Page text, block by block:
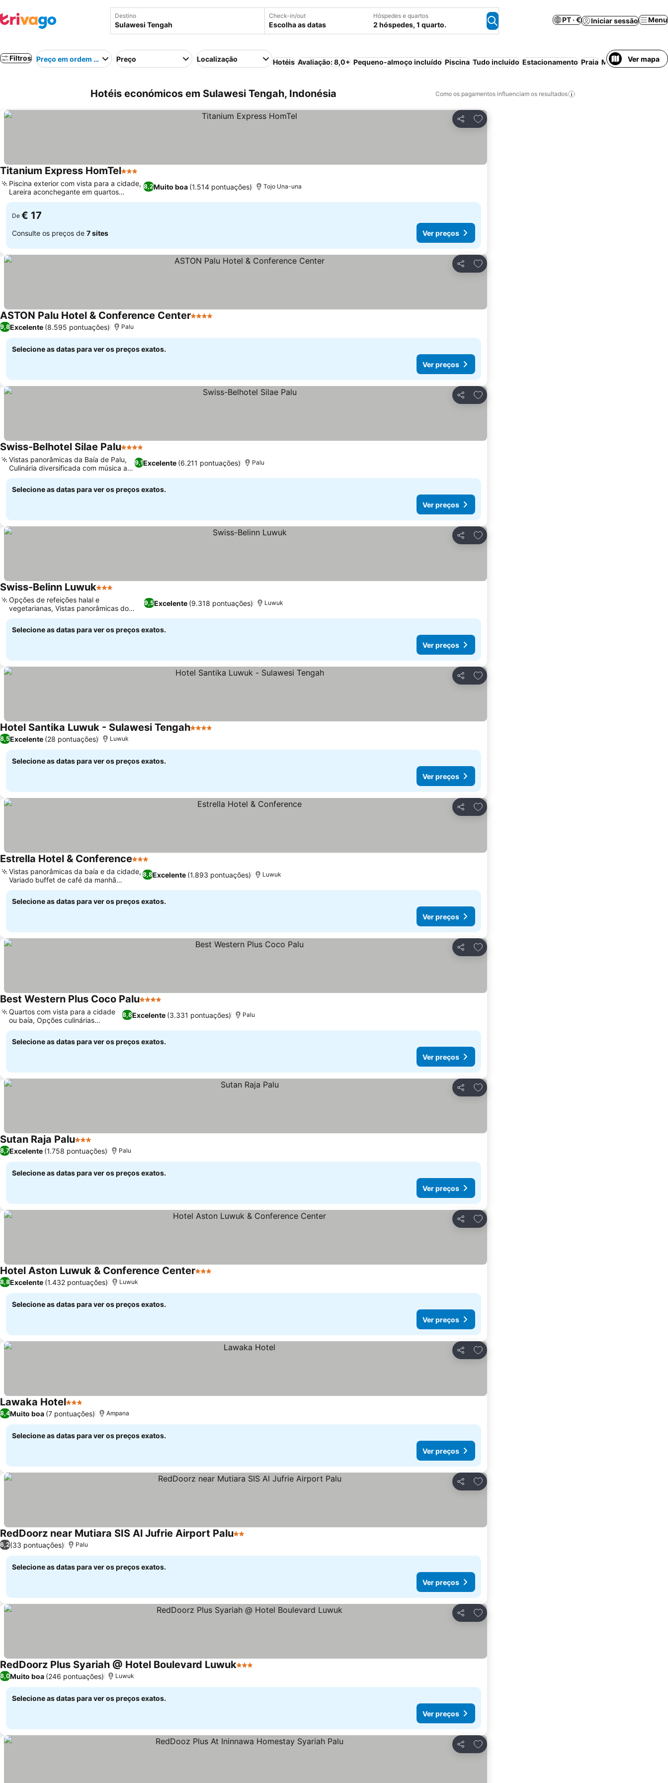
Destino Check-in/out
Escolha as datas
Hóspedes e quartos
2 hóspedes, 1 quarto.
PT · € Iniciar sessão Menu
Filtros Preço em ordem crescentePreço Localização Hotéis Avaliação: 8,0+ Pequeno-almoço incluído Piscina Tudo incluído Estacionamento Praia Meia-pensão
Ver mapa
Hotéis económicos em Sulawesi Tengah, Indonésia Como os pagamentos influenciam os resultados
Partilhar
Adicionar aos favoritos
Titanium Express HomTel3 Estrelas
8,2Muito boa (1.514 pontuações)
Piscina exterior com vista para a cidade,
Lareira aconchegante em quartos
selecionados
Tojo Una-una
De € 17
Consulte os preços de 7 sites Ver preços
Partilhar
Adicionar aos favoritos
ASTON Palu Hotel & Conference Center4 Estrelas
9,8Excelente (8.595 pontuações) Palu
Selecione as datas para ver os preços exatos.
Ver preços
Partilhar
Adicionar aos favoritos
Swiss-Belhotel Silae Palu4 Estrelas
9,1Excelente (6.211 pontuações)
Vistas panorâmicas da Baía de Palu,
Culinária diversificada com música ao
vivo
Palu
Selecione as datas para ver os preços exatos.
Ver preços
Partilhar
Adicionar aos favoritos
Swiss-Belinn Luwuk3 Estrelas
9,5Excelente (9.318 pontuações)
Opções de refeições halal e
vegetarianas, Vistas panorâmicas do
topo da colina e do mar
Luwuk
Selecione as datas para ver os preços exatos.
Ver preços
Partilhar
Adicionar aos favoritos
Hotel Santika Luwuk - Sulawesi Tengah4 Estrelas
8,5Excelente (28 pontuações) Luwuk
Selecione as datas para ver os preços exatos.
Ver preços
Partilhar
Adicionar aos favoritos
Estrella Hotel & Conference3 Estrelas
8,8Excelente (1.893 pontuações)
Vistas panorâmicas da baía e da cidade,
Variado buffet de café da manhã
internacional
Luwuk
Selecione as datas para ver os preços exatos.
Ver preços
Partilhar
Adicionar aos favoritos
Best Western Plus Coco Palu4 Estrelas
8,8Excelente (3.331 pontuações)
Quartos com vista para a cidade
ou baía, Opções culinárias
diversas
Palu
Selecione as datas para ver os preços exatos.
Ver preços
Partilhar
Adicionar aos favoritos
Sutan Raja Palu3 Estrelas
8,7Excelente (1.758 pontuações) Palu
Selecione as datas para ver os preços exatos.
Ver preços
Partilhar
Adicionar aos favoritos
Hotel Aston Luwuk & Conference Center3 Estrelas
8,8Excelente (1.432 pontuações) Luwuk
Selecione as datas para ver os preços exatos.
Ver preços
Partilhar
Adicionar aos favoritos
Lawaka Hotel3 Estrelas
8,4Muito boa (7 pontuações) Ampana
Selecione as datas para ver os preços exatos.
Ver preços
Partilhar
Adicionar aos favoritos
RedDoorz near Mutiara SIS Al Jufrie Airport Palu2 Estrelas
6,2(33 pontuações) Palu
Selecione as datas para ver os preços exatos.
Ver preços
Partilhar
Adicionar aos favoritos
RedDoorz Plus Syariah @ Hotel Boulevard Luwuk3 Estrelas
8,0Muito boa (246 pontuações) Luwuk
Selecione as datas para ver os preços exatos.
Ver preços
Partilhar
Adicionar aos favoritos